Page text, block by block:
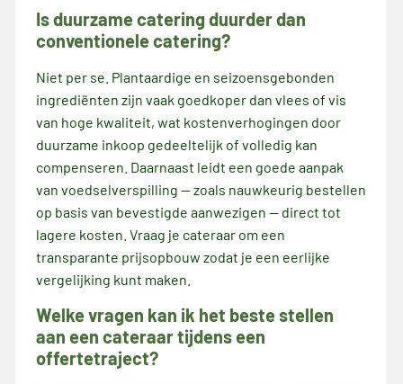
Is duurzame catering duurder dan
conventionele catering?
Niet per se. Plantaardige en seizoensgebonden
ingrediënten zijn vaak goedkoper dan vlees of vis
van hoge kwaliteit, wat kostenverhogingen door
duurzame inkoop gedeeltelijk of volledig kan
compenseren. Daarnaast leidt een goede aanpak
van voedselverspilling — zoals nauwkeurig bestellen
op basis van bevestigde aanwezigen — direct tot
lagere kosten. Vraag je cateraar om een
transparante prijsopbouw zodat je een eerlijke
vergelijking kunt maken.
Welke vragen kan ik het beste stellen
aan een cateraar tijdens een
offertetraject?